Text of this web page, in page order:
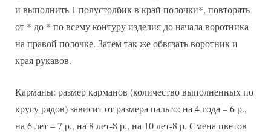
и выполнить 1 полустолбик в край полочки*, повторять
от * до * по всему контуру изделия до начала воротника
на правой полочке. Затем так же обвязать воротник и
края рукавов.
Карманы: размер карманов (количество выполненных по
кругу рядов) зависит от размера пальто: на 4 года – 6 р.,
на 6 лет – 7 р., на 8 лет-8 р., на 10 лет-8 р. Смена цветов